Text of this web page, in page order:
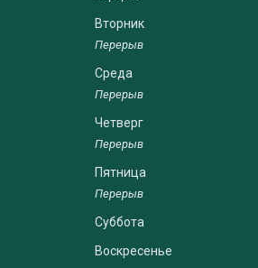
Вторник
Среда
Четверг
Пятница
Суббота
Воскресенье